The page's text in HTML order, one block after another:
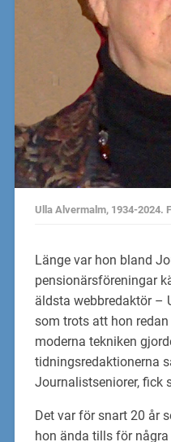
Ulla Alvermalm, 1934-2024.
Länge var hon bland
pensionärsföreningar
äldsta webbredaktör –
som trots att hon
moderna tekniken
tidningsredaktionerna
Journalistseniorer, fick
Det var för snart 20 år
hon ända tills för